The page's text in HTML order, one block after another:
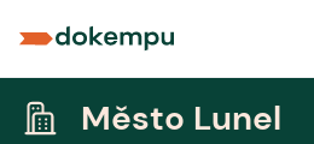
Město Lunel